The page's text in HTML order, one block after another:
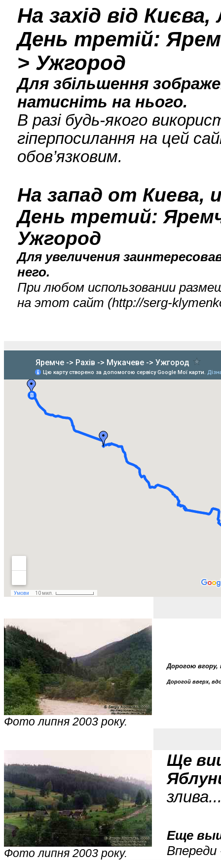
На захід від
День третій:
> Ужгород
Для збільшення
натисніть на нього.
В разі будь-якого
гіперпосилання на цей
обов’язковим.
На запад от Киева,
День третий:
Ужгород
Для увеличения
него.
При любом использовании
на этот сайт (http://serg-
Фото липня 2003 року.
Дорогою
Дорогой вверх,
Фото липня 2003 року.
Ще
Еще
Впереди